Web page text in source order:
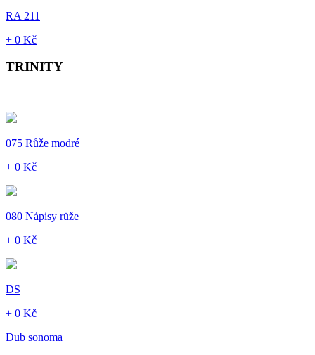
RA 211
+ 0 Kč
TRINITY
075 Růže modré
+ 0 Kč
080 Nápisy růže
+ 0 Kč
DS
+ 0 Kč
Dub sonoma